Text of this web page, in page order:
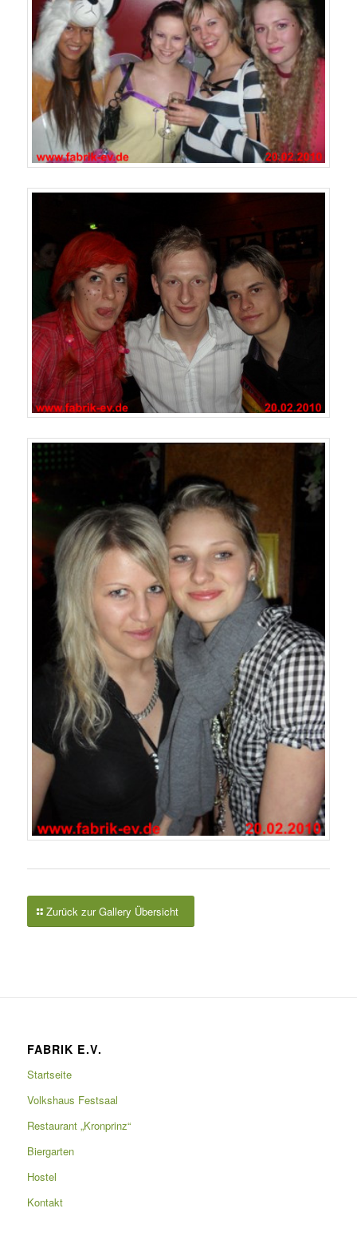
Zurück zur Gallery Übersicht
FABRIK E.V.
Startseite
Volkshaus Festsaal
Restaurant „Kronprinz“
Biergarten
Hostel
Kontakt